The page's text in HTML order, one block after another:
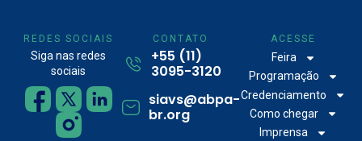
REDES SOCIAIS
Siga nas redes
sociais
CONTATO
+55 (11)
3095-3120
siavs@abpa-
br.org
ACESSE
Feira
Programação
Credenciamento
Como chegar
Imprensa